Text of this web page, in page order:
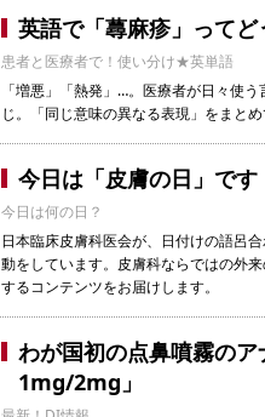
英語で「蕁麻疹」ってど
患者と医療者で！使い分け★英単語
「増悪」「熱発」…。医療者が日々使
じ。「同じ意味の異なる表現」をまとめ
今日は「皮膚の日」です
今日は何の日？
日本臨床皮膚科医会が、日付けの語呂
動をしています。皮膚科ならではの外
するコンテンツをお届けします。
わが国初の点鼻噴霧の
1mg/2mg」